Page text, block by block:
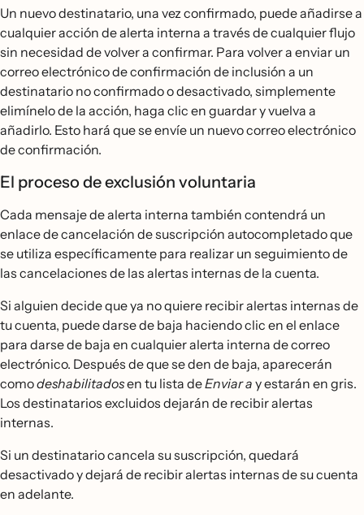
Un nuevo destinatario, una vez confirmado, puede añadirse a
cualquier acción de alerta interna a través de cualquier flujo
sin necesidad de volver a confirmar. Para volver a enviar un
correo electrónico de confirmación de inclusión a un
destinatario no confirmado o desactivado, simplemente
elimínelo de la acción, haga clic en guardar y vuelva a
añadirlo. Esto hará que se envíe un nuevo correo electrónico
de confirmación.
El proceso de exclusión voluntaria
Cada mensaje de alerta interna también contendrá un
enlace de cancelación de suscripción autocompletado que
se utiliza específicamente para realizar un seguimiento de
las cancelaciones de las alertas internas de la cuenta.
Si alguien decide que ya no quiere recibir alertas internas de
tu cuenta, puede darse de baja haciendo clic en el enlace
para darse de baja en cualquier alerta interna de correo
electrónico. Después de que se den de baja, aparecerán
comodeshabilitadosen tu lista deEnviar a y estarán en gris.
Los destinatarios excluidos dejarán de recibir alertas
internas.
Si un destinatario cancela su suscripción, quedará
desactivado y dejará de recibir alertas internas de su cuenta
en adelante.